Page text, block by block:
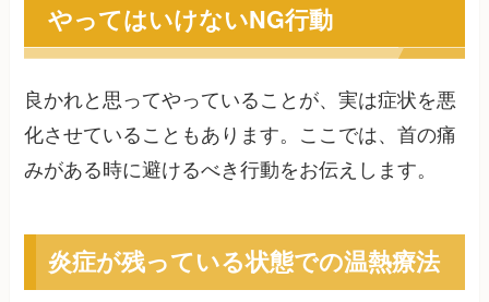
やってはいけないNG行動
良かれと思ってやっていることが、実は症状を悪
化させていることもあります。ここでは、首の痛
みがある時に避けるべき行動をお伝えします。
炎症が残っている状態での温熱療法